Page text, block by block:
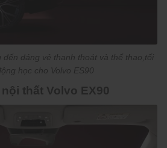
đến dáng vẻ thanh thoát và thể thao,tối
học cho Volvo ES90
thất Volvo EX90